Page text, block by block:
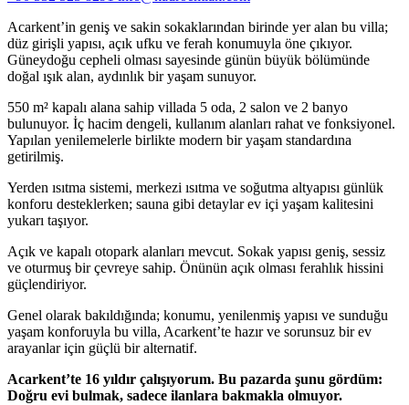
Acarkent’in geniş ve sakin sokaklarından birinde yer alan bu villa;
düz girişli yapısı, açık ufku ve ferah konumuyla öne çıkıyor.
Güneydoğu cepheli olması sayesinde günün büyük bölümünde
doğal ışık alan, aydınlık bir yaşam sunuyor.
550 m² kapalı alana sahip villada 5 oda, 2 salon ve 2 banyo
bulunuyor. İç hacim dengeli, kullanım alanları rahat ve fonksiyonel.
Yapılan yenilemelerle birlikte modern bir yaşam standardına
getirilmiş.
Yerden ısıtma sistemi, merkezi ısıtma ve soğutma altyapısı günlük
konforu desteklerken; sauna gibi detaylar ev içi yaşam kalitesini
yukarı taşıyor.
Açık ve kapalı otopark alanları mevcut. Sokak yapısı geniş, sessiz
ve oturmuş bir çevreye sahip. Önünün açık olması ferahlık hissini
güçlendiriyor.
Genel olarak bakıldığında; konumu, yenilenmiş yapısı ve sunduğu
yaşam konforuyla bu villa, Acarkent’te hazır ve sorunsuz bir ev
arayanlar için güçlü bir alternatif.
Acarkent’te 16 yıldır çalışıyorum. Bu pazarda şunu gördüm:
Doğru evi bulmak, sadece ilanlara bakmakla olmuyor.